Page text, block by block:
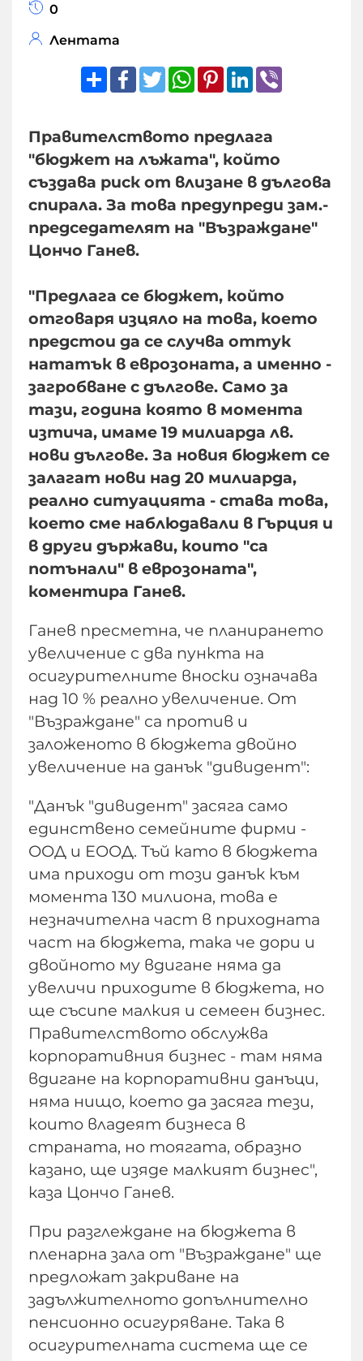
0
Лентата
ShareFacebook
TwitterWhatsApp
Pinterest
LinkedIn
Правителството предлага
"бюджет на лъжата", който
създава риск от влизане в дългова
спирала. За това предупреди зам.-
председателят на "Възраждане"
Цончо Ганев.
"Предлага се бюджет, който
отговаря изцяло на това, което
предстои да се случва оттук
нататък в еврозоната, а именно -
загробване с дългове. Само за
тази, година която в момента
изтича, имаме 19 милиарда лв.
нови дългове. За новия бюджет се
залагат нови над 20 милиарда,
реално ситуацията - става това,
което сме наблюдавали в Гърция и
в други държави, които "са
потънали" в еврозоната",
коментира Ганев.
Ганев пресметна, че планирането
увеличение с два пункта на
осигурителните вноски означава
над 10 % реално увеличение. От
"Възраждане" са против и
заложеното в бюджета двойно
увеличение на данък "дивидент":
"Данък "дивидент" засяга само
единствено семейните фирми -
ООД и ЕООД. Тъй като в бюджета
има приходи от този данък към
момента 130 милиона, това е
незначителна част в приходната
част на бюджета, така че дори и
двойното му вдигане няма да
увеличи приходите в бюджета, но
ще съсипе малкия и семеен бизнес.
Правителството обслужва
корпоративния бизнес - там няма
вдигане на корпоративни данъци,
няма нищо, което да засяга тези,
които владеят бизнеса в
страната, но тоягата, образно
казано, ще изяде малкият бизнес",
каза Цончо Ганев.
При разглеждане на бюджета в
пленарна зала от "Възраждане" ще
предложат закриване на
задължителното допълнително
пенсионно осигуряване. Така в
осигурителната система ще се